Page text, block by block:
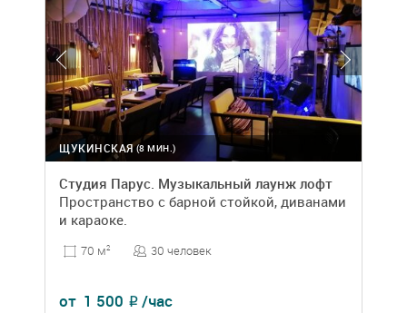
(8 МИН.)
ЩУКИНСКАЯ
Студия Парус. Музыкальный лаунж лофт
Пространство с барной стойкой, диванами
и караоке.
70 м2 30 человек
от 1 500 ₽ /час